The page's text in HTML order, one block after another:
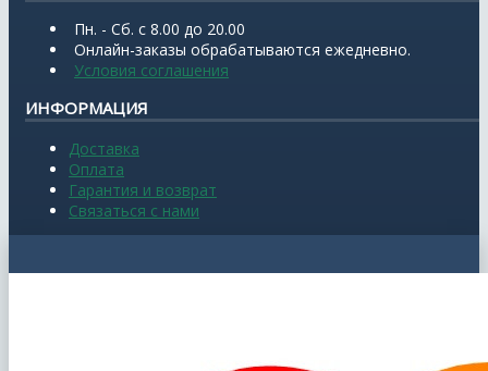
Пн. - Сб. с 8.00 до 20.00
Онлайн-заказы обрабатываются ежедневно.
Условия соглашения
ИНФОРМАЦИЯ
Доставка
Оплата
Гарантия и возврат
Связаться с нами